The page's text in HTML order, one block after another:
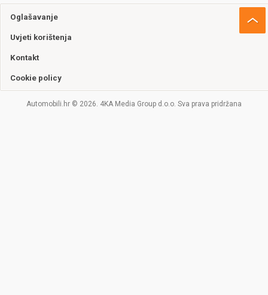
Oglašavanje
Uvjeti korištenja
Kontakt
Cookie policy
Automobili.hr © 2026. 4KA Media Group d.o.o. Sva prava pridržana